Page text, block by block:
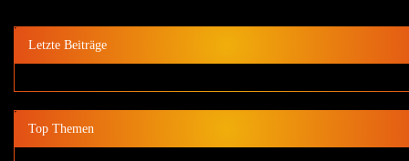
Letzte Beiträge
Top Themen